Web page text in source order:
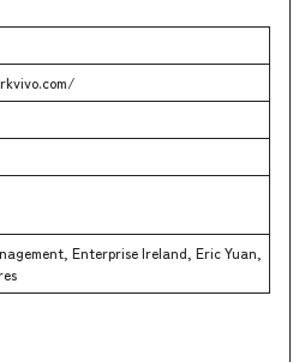
Enterprise Ireland, Eric Yuan,